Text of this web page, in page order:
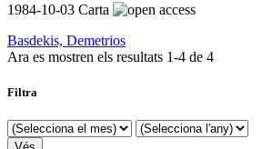
1984-10-03 Carta
Basdekis, Demetrios
Ara es mostren els resultats 1-4 de 4
Filtra